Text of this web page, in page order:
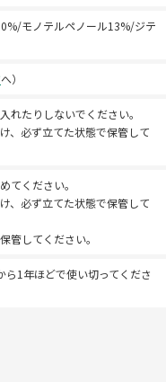
モノテルペノール13%/ジテ
へ）
れたりしないでください。
、必ず立てた状態で保管して
てください。
、必ず立てた状態で保管して
管してください。
1年ほどで使い切ってくださ